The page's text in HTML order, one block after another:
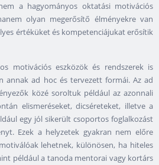
a hagyományos oktatási motivációs
olyan megerősítő élményekre van
értéküket és kompetenciájukat erősítik
motivációs eszközök és rendszerek is
annak ad hoc és tervezett formái. Az ad
közé soroltuk például az azonnali
elismeréseket, dicséreteket, illetve a
egy jól sikerült csoportos foglalkozást
Ezek a helyzetek gyakran nem előre
lehetnek, különösen, ha hiteles
például a tanoda mentorai vagy kortárs